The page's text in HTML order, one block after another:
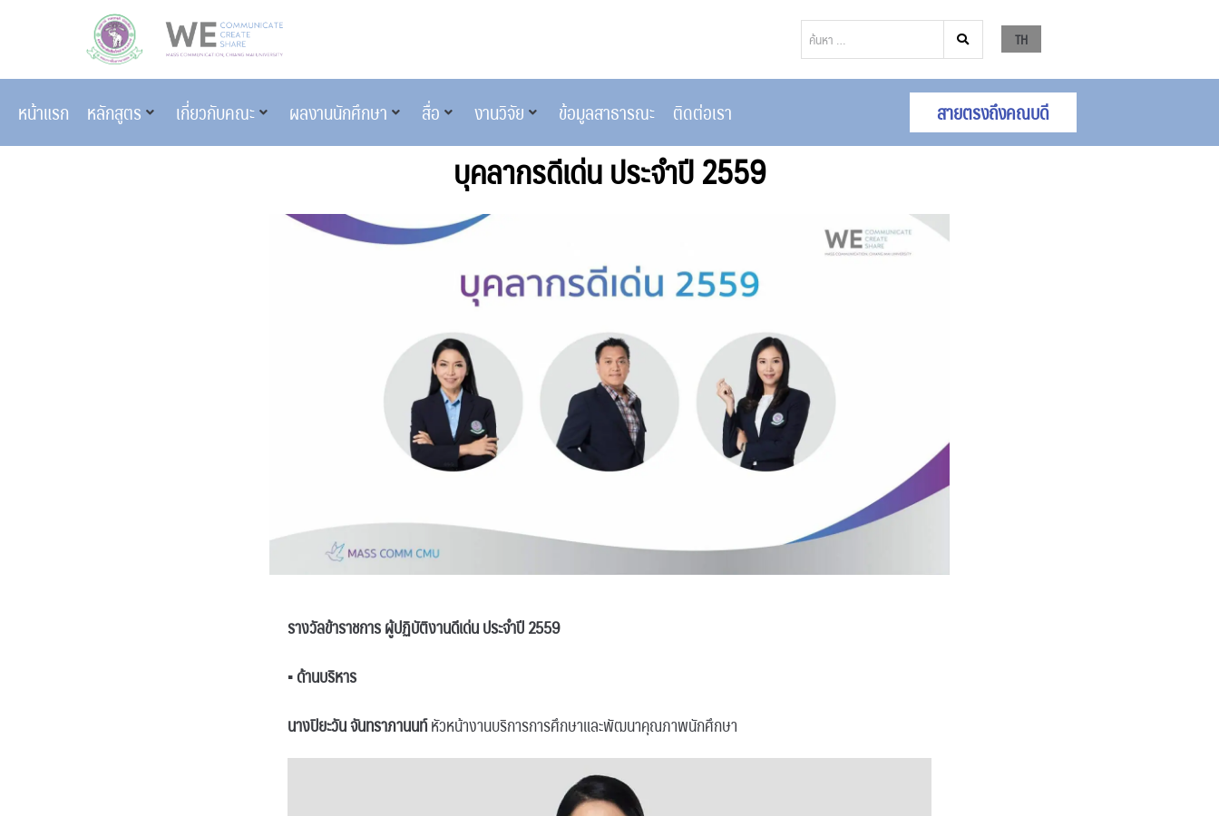
TH
หน้าแรก หลักสูตร เกี่ยวกับคณะ ผลงานนักศึกษา สื่อ งานวิจัย ข้อมูลสาธารณะ ติดต่อเรา สายตรงถึงคณบดี
บุคลากรดีเด่น ประจำปี 2559
รางวัลข้าราชการ ผู้ปฏิบัติงานดีเด่น ประจำปี 2559
▪ด้านบริหาร
นางปิยะวัน จันทราภานนท์หัวหน้างานบริการการศึกษาและพัฒนาคุณภาพนักศึกษา